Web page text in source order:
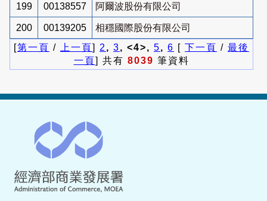
199 00138557 阿爾波股份有限公司
200 00139205
相穩國際股份有限公司
[第一頁 / 上一頁] 2 , 3, <4>, 5, 6 [ 下一頁 / 最後
一頁] 共有 8039 筆資料